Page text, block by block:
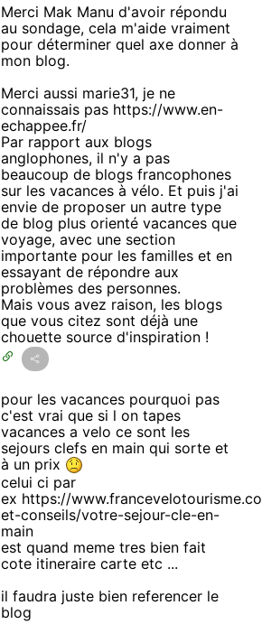
Merci Mak Manu d'avoir répondu
au sondage, cela m'aide vraiment
pour déterminer quel axe donner à
mon blog.
Merci aussi marie31, je ne
connaissais pas https://www.en-
echappee.fr/
Par rapport aux blogs
anglophones, il n'y a pas
beaucoup de blogs francophones
sur les vacances à vélo. Et puis j'ai
envie de proposer un autre type
de blog plus orienté vacances que
voyage, avec une section
importante pour les familles et en
essayant de répondre aux
problèmes des personnes.
Mais vous avez raison, les blogs
que vous citez sont déjà une
chouette source d'inspiration !
pour les vacances pourquoi pas
c'est vrai que si l on tapes
vacances a velo ce sont les
sejours clefs en main qui sorte et
à un prix
celui ci par
ex https://
et-conseils/votre-sejour-cle-en-
main
est quand meme tres bien fait
cote itineraire carte etc ...
il faudra juste bien referencer le
blog